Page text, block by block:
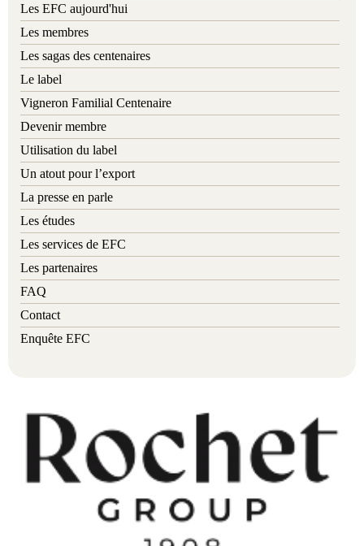
Les EFC aujourd'hui
Les membres
Les sagas des centenaires
Le label
Vigneron Familial Centenaire
Devenir membre
Utilisation du label
Un atout pour l’export
La presse en parle
Les études
Les services de EFC
Les partenaires
FAQ
Contact
Enquête EFC